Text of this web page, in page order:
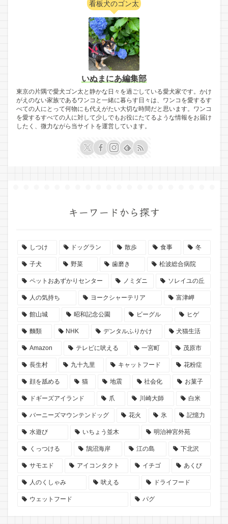
看板犬のゴン太
いぬまにあ編集部
東京の片隅で愛犬ゴン太と静かな日々を過ごしている愛犬家です。かけ
がえのない家族であるワンコと一緒に暮らす日々は、ワンコを愛するす
べての人にとって何物にも代えがたい大切な時間だと思います。ワンコ
を愛するすべての人に対して少しでもお役にたてるような情報をお届け
したく、微力ながら当サイトを運営しています。
キーワードから探す
しつけ ドッグラン 散歩 食事 冬
子犬 野菜 歯磨き 松波総合病院
ペットおあずかりセンター ノミダニ ソレイユの丘
人の気持ち ヨークシャーテリア 富津岬
館山城 昭和記念公園 ビーグル ヒゲ
麵類 NHK デンタルふりかけ 犬猫生活
Amazon テレビに吠える 一宮町 茂原市
長生村 九十九里 キャットフード 花粉症
顔を舐める 猫 地震 社会化 お菓子
ドギーズアイランド 爪 川崎大師 白米
バーニーズマウンテンドッグ 花火 氷 記憶力
水遊び いちょう並木 明治神宮外苑
くっつける 鵠沼海岸 江の島 下北沢
サモエド アイコンタクト イチゴ あくび
人のくしゃみ 吠える ドライフード
ウェットフード パグ